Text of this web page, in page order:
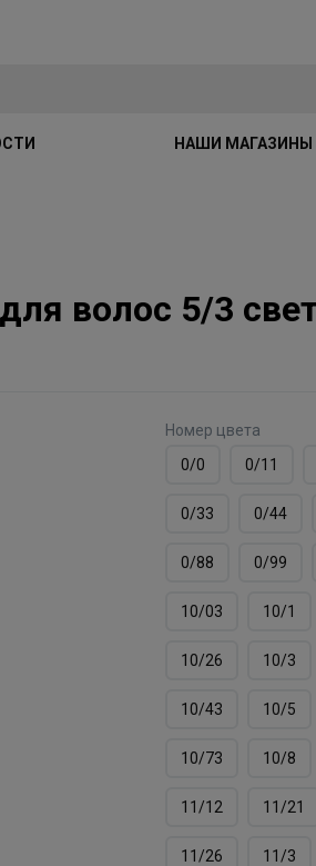
НАШИ МАГАЗИНЫ
волос 5/3
Номер цвета
0/0
0/11
0/33 0/44
0/88 0/99
10/03 10/1
10/26 10/3
10/43 10/5
10/73 10/8
11/12 11/21
11/26 11/3